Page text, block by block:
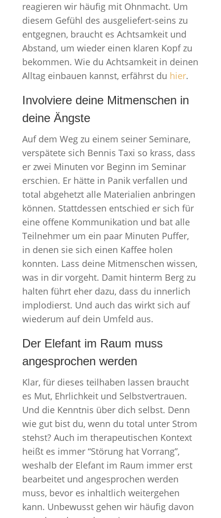
reagieren wir häufig mit Ohnmacht. Um
diesem Gefühl des ausgeliefert-seins zu
entgegnen, braucht es Achtsamkeit und
Abstand, um wieder einen klaren Kopf zu
bekommen. Wie du Achtsamkeit in deinen
Alltag einbauen kannst, erfährst du hier.
Involviere deine Mitmenschen in
deine Ängste
Auf dem Weg zu einem seiner Seminare,
verspätete sich Bennis Taxi so krass, dass
er zwei Minuten vor Beginn im Seminar
erschien. Er hätte in Panik verfallen und
total abgehetzt alle Materialien anbringen
können. Stattdessen entschied er sich für
eine offene Kommunikation und bat alle
Teilnehmer um ein paar Minuten Puffer,
in denen sie sich einen Kaffee holen
konnten. Lass deine Mitmenschen wissen,
was in dir vorgeht. Damit hinterm Berg zu
halten führt eher dazu, dass du innerlich
implodierst. Und auch das wirkt sich auf
wiederum auf dein Umfeld aus.
Der Elefant im Raum muss
angesprochen werden
Klar, für dieses teilhaben lassen braucht
es Mut, Ehrlichkeit und Selbstvertrauen.
Und die Kenntnis über dich selbst. Denn
wie gut bist du, wenn du total unter Strom
stehst? Auch im therapeutischen Kontext
heißt es immer “Störung hat Vorrang”,
weshalb der Elefant im Raum immer erst
bearbeitet und angesprochen werden
muss, bevor es inhaltlich weitergehen
kann. Unbewusst gehen wir häufig davon